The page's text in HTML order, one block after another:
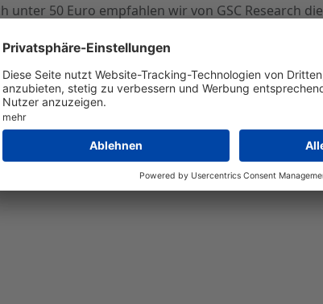
unter 50 Euro empfahlen wir von GSC Research
der Titel zwischenzeitlich sogar die 200-Euro-
(mehr dazu hier...)setzten Gewinnmitnahmen ein
Entwicklung des Titels in den letzten
Wir gehen davon aus, dass sich der Titel
könnte auf Sicht der nächste drei Monate
um 270 Euro bedeuten.
Fundamentaldaten raten wir Anlegern